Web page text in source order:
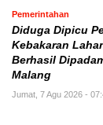
Pemerintahan
Diduga Dipicu
Kebakaran
Berhasil
Malang
Jumat, 7 Agu 2026 -